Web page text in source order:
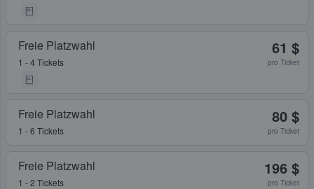
Freie Platzwahl
1 - 4 Tickets
61 $
pro Ticket
Freie Platzwahl
1 - 6 Tickets
80 $
pro Ticket
Freie Platzwahl
1 - 2 Tickets
196 $
pro Ticket